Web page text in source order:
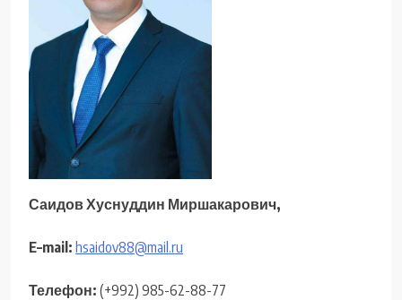
Саидов Хуснуддин Миршакарович,
E–mail: hsaidov88@mail.ru
Телефон: (+992) 985-62-88-77